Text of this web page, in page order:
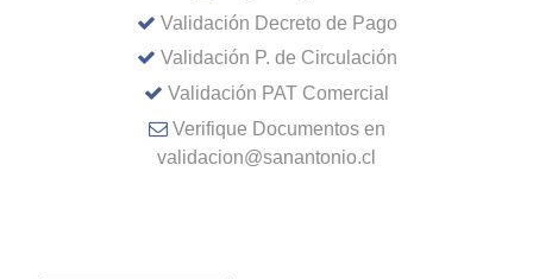
Validación Decreto de Pago
Validación P. de Circulación
Validación PAT Comercial
Verifique Documentos en
validacion@sanantonio.cl